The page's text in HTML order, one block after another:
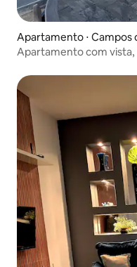
Apartamento ⋅ Campos
Apartamento com